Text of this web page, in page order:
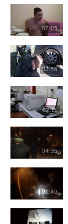
07:05
03:56
02:11
04:35
01:49